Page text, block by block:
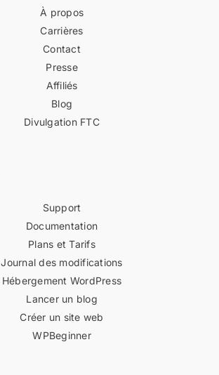
À propos
Carrières
Contact
Presse
Affiliés
Blog
Divulgation FTC
Support
Documentation
Plans et Tarifs
Journal des modifications
Hébergement WordPress
Lancer un blog
Créer un site web
WPBeginner